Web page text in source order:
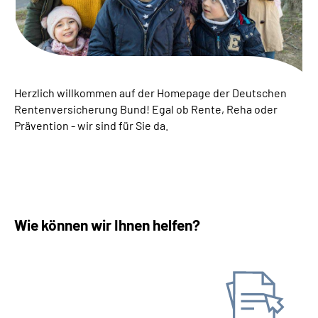
Inhalte in Gebärdensprache (DGS)
Leichte Sprache
Suche
Herzlich willkommen auf der Homepage der Deutschen
Rentenversicherung Bund! Egal ob Rente, Reha oder
Prävention - wir sind für Sie da.
Wie können wir Ihnen helfen?